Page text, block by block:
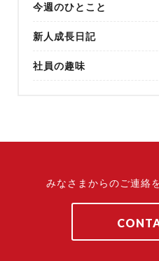
今週のひとこと
新人成長日記
社員の趣味
みなさまからのご連絡